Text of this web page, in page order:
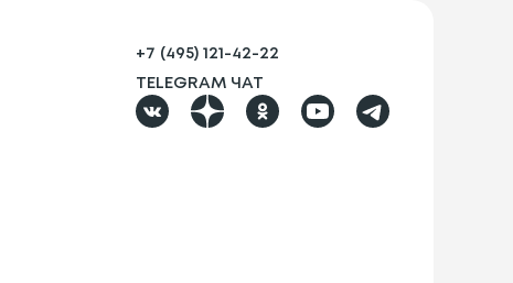
+7 (495) 121-42-22
TELEGRAM ЧАТ